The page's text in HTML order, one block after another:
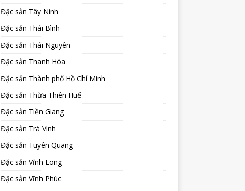
Đặc sản Tây Ninh
Đặc sản Thái Bình
Đặc sản Thái Nguyên
Đặc sản Thanh Hóa
Đặc sản Thành phố Hồ Chí Minh
Đặc sản Thừa Thiên Huế
Đặc sản Tiền Giang
Đặc sản Trà Vinh
Đặc sản Tuyên Quang
Đặc sản Vĩnh Long
Đặc sản Vĩnh Phúc